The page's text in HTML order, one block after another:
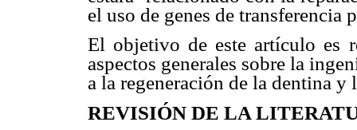
el uso de genes de
El objetivo de este artículo es
aspectos generales sobre la
a la regeneración de la dentina y
REVISIÓN DE LA